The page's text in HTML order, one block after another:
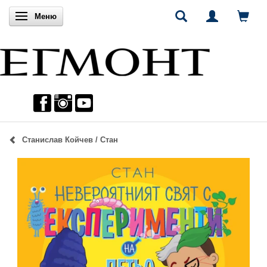
Включи навигацията
Меню
Станислав Койчев / Стан